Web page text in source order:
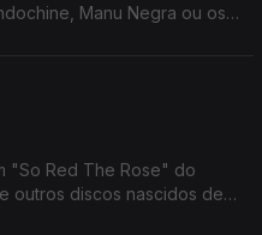
Manu Negra ou os
"So Red The Rose" do
outros discos nascidos de